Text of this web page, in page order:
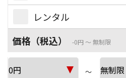
レンタル
価格（税込）
0円 ～ 無制限
～